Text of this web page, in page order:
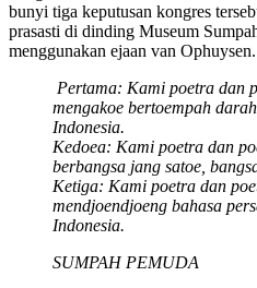
bunyi tiga keputusan kongres
prasasti di dinding Museum
menggunakan ejaan van Ophuysen.
Pertama: Kami poetra dan
mengakoe bertoempah
Indonesia.
Kedoea: Kami poetra dan
berbangsa jang satoe,
Ketiga: Kami poetra dan
mendjoendjoeng bahasa
Indonesia.
SUMPAH PEMUDA